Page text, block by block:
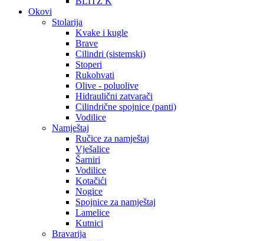
Okovi
Stolarija
Kvake i kugle
Brave
Cilindri (sistemski)
Stoperi
Rukohvati
Olive - poluolive
Hidraulični zatvarači
Cilindrične spojnice (panti)
Vodilice
Namještaj
Ručice za namještaj
Vješalice
Šarniri
Vodilice
Kotačići
Nogice
Spojnice za namještaj
Lamelice
Kutnici
Bravarija